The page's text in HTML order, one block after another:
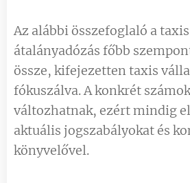
Az alábbi összefoglaló a taxis
átalányadózás főbb
össze, kifejezetten taxis
fókuszálva. A konkrét
változhatnak, ezért mindig
aktuális jogszabályokat és
könyvelővel.